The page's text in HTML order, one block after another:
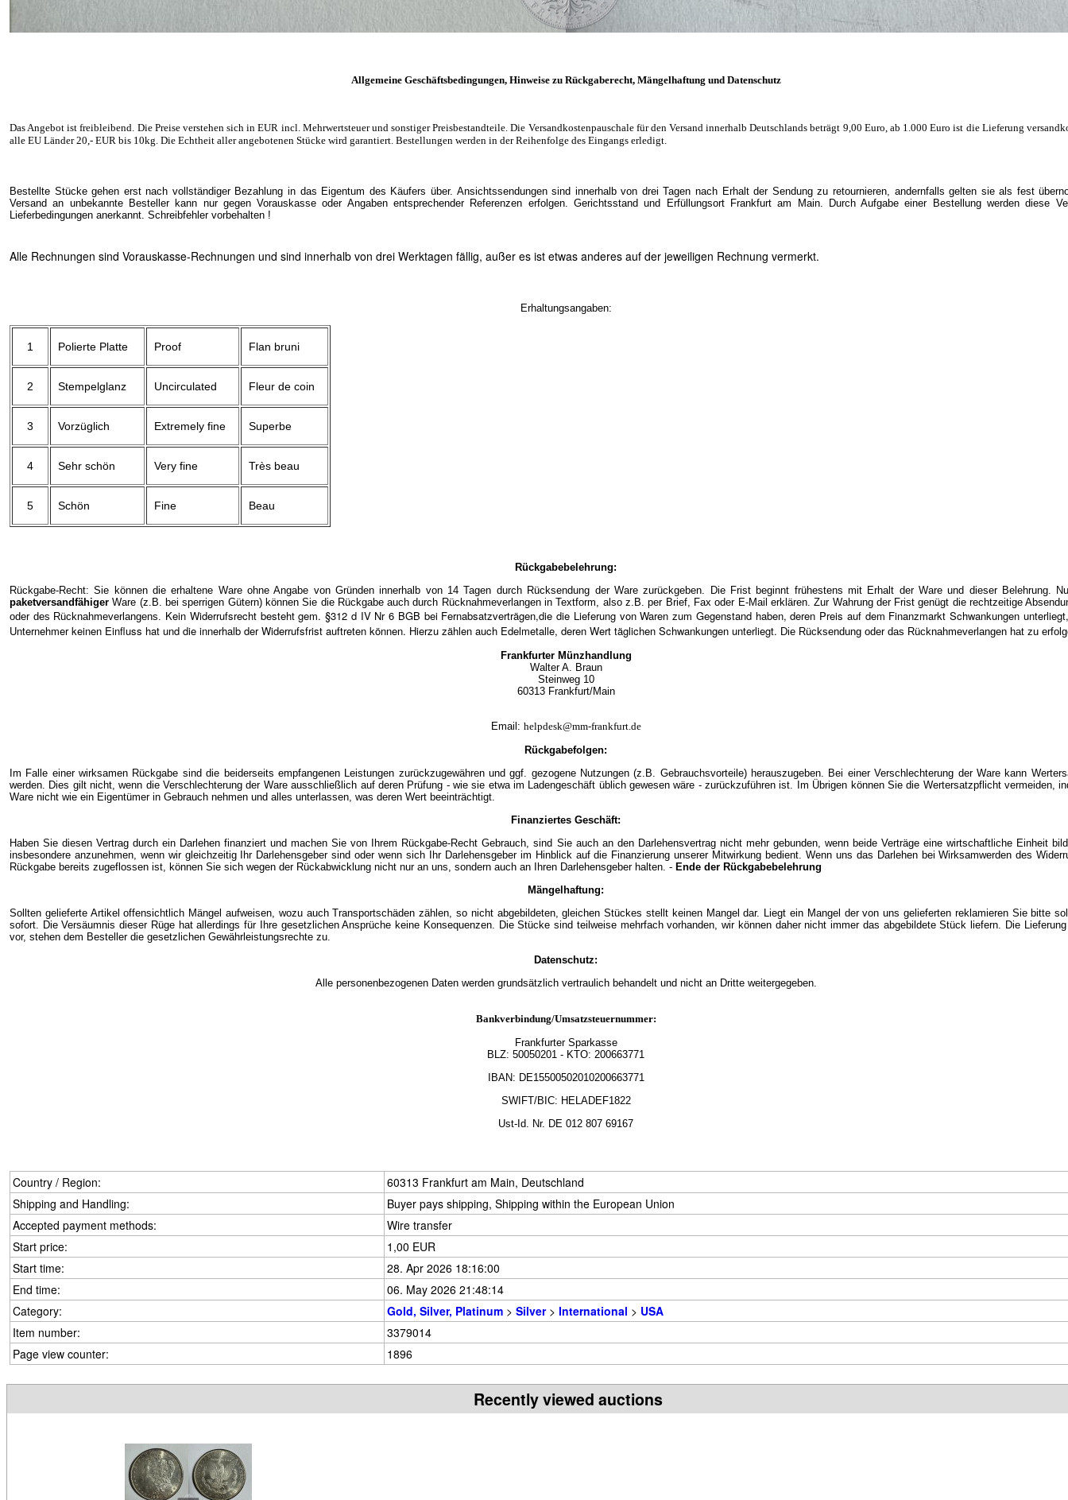
Allgemeine Geschäftsbedingungen, Hinweise zu Rückgaberecht, Mängelhaftung und Datenschutz
Das Angebot ist freibleibend. Die Preise verstehen sich in EUR incl. Mehrwertsteuer und sonstiger Preisbestandteile. Die Versandkostenpauschale für den Versand innerhalb Deutschlands beträgt 9,00 Euro, ab 1.000 Euro ist die Lieferung
alle EU Länder 20,- EUR bis 10kg. Die Echtheit aller angebotenen Stücke wird garantiert. Bestellungen werden in der Reihenfolge des Eingangs erledigt.
Bestellte Stücke gehen erst nach vollständiger Bezahlung in das Eigentum des Käufers über. Ansichtssendungen sind innerhalb von drei Tagen nach Erhalt der Sendung zu retournieren, andernfalls gelten sie als fest
Versand an unbekannte Besteller kann nur gegen Vorauskasse oder Angaben entsprechender Referenzen erfolgen. Gerichtsstand und Erfüllungsort Frankfurt am Main. Durch Aufgabe einer Bestellung werden diese
Lieferbedingungen anerkannt. Schreibfehler vorbehalten !
Alle Rechnungen sind Vorauskasse-Rechnungen und sind innerhalb von drei Werktagen fällig, außer es ist etwas anderes auf der jeweiligen Rechnung vermerkt.
Erhaltungsangaben:
1 Polierte Platte Proof Flan bruni
2 Stempelglanz Uncirculated Fleur de coin
3 Vorzüglich Extremely fine Superbe
4 Sehr schön Very fine Très beau
5 Schön Fine Beau
Rückgabebelehrung:
Rückgabe-Recht: Sie können die erhaltene Ware ohne Angabe von Gründen innerhalb von 14 Tagen durch Rücksendung der Ware zurückgeben. Die Frist beginnt frühestens mit Erhalt der Ware und dieser Belehrung.
paketversandfähiger Ware (z.B. bei sperrigen Gütern) können Sie die Rückgabe auch durch Rücknahmeverlangen in Textform, also z.B. per Brief, Fax oder E-Mail erklären. Zur Wahrung der Frist genügt die rechtzeitige
oder des Rücknahmeverlangens. Kein Widerrufsrecht besteht gem. §312 d IV Nr 6 BGB bei Fernabsatzverträgen,die die Lieferung von Waren zum Gegenstand haben, deren Preis auf dem Finanzmarkt Schwankungen
Unternehmer keinen Einfluss hat und die innerhalb der Widerrufsfrist auftreten können. Hierzu zählen auch Edelmetalle, deren Wert täglichen Schwankungen unterliegt. Die Rücksendung oder das Rücknahmeverlangen hat zu
Frankfurter Münzhandlung
Walter A. Braun
Steinweg 10
60313 Frankfurt/Main
Email: helpdesk@mm-frankfurt.de
Rückgabefolgen:
Im Falle einer wirksamen Rückgabe sind die beiderseits empfangenen Leistungen zurückzugewähren und ggf. gezogene Nutzungen (z.B. Gebrauchsvorteile) herauszugeben. Bei einer Verschlechterung der Ware kann
werden. Dies gilt nicht, wenn die Verschlechterung der Ware ausschließlich auf deren Prüfung - wie sie etwa im Ladengeschäft üblich gewesen wäre - zurückzuführen ist. Im Übrigen können Sie die Wertersatzpflicht vermeiden,
Ware nicht wie ein Eigentümer in Gebrauch nehmen und alles unterlassen, was deren Wert beeinträchtigt.
Finanziertes Geschäft:
Haben Sie diesen Vertrag durch ein Darlehen finanziert und machen Sie von Ihrem Rückgabe-Recht Gebrauch, sind Sie auch an den Darlehensvertrag nicht mehr gebunden, wenn beide Verträge eine wirtschaftliche Einheit
insbesondere anzunehmen, wenn wir gleichzeitig Ihr Darlehensgeber sind oder wenn sich Ihr Darlehensgeber im Hinblick auf die Finanzierung unserer Mitwirkung bedient. Wenn uns das Darlehen bei Wirksamwerden des
Rückgabe bereits zugeflossen ist, können Sie sich wegen der Rückabwicklung nicht nur an uns, sondern auch an Ihren Darlehensgeber halten. - Ende der Rückgabebelehrung
Mängelhaftung:
Sollten gelieferte Artikel offensichtlich Mängel aufweisen, wozu auch Transportschäden zählen, so nicht abgebildeten, gleichen Stückes stellt keinen Mangel dar. Liegt ein Mangel der von uns gelieferten reklamieren Sie bitte
sofort. Die Versäumnis dieser Rüge hat allerdings für Ihre gesetzlichen Ansprüche keine Konsequenzen. Die Stücke sind teilweise mehrfach vorhanden, wir können daher nicht immer das abgebildete Stück liefern. Die
vor, stehen dem Besteller die gesetzlichen Gewährleistungsrechte zu.
Datenschutz:
Alle personenbezogenen Daten werden grundsätzlich vertraulich behandelt und nicht an Dritte weitergegeben.
Bankverbindung/Umsatzsteuernummer:
Frankfurter Sparkasse
BLZ: 50050201 - KTO: 200663771
IBAN: DE15500502010200663771
SWIFT/BIC: HELADEF1822
Ust-Id. Nr. DE 012 807 69167
Country / Region:
60313 Frankfurt am Main, Deutschland
Shipping and Handling:
Buyer pays shipping, Shipping within the European Union
Accepted payment methods:
Wire transfer
Start price:
1,00 EUR
Start time:
28. Apr 2026 18:16:00
End time:
06. May 2026 21:48:14
Category:
Gold, Silver, Platinum > Silver> International > USA
Item number:
3379014
Page view counter:
1896
Recently viewed auctions